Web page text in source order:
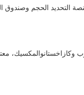
التحديد الحجم وصندوق
العالم بما في ذلك تركيا ومصر والمغرب